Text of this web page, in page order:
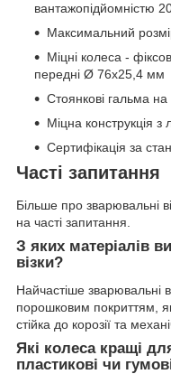
вантажопідйомністю
Максимальний
Міцні колеса -
передні Ø 76x25,4 мм
Стоянкові гальма
Міцна конструкція з
Сертифікація за
Часті запитання
Більше про зварювальні
на часті запитання.
З яких матеріалів
візки?
Найчастіше зварювальні
порошковим покриттям,
стійка до корозії та
Які колеса кращі
пластикові чи